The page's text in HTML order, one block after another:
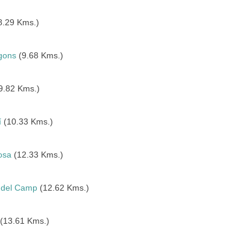
Kms.)
(9.68 Kms.)
Kms.)
(10.33 Kms.)
(12.33 Kms.)
Camp (12.62 Kms.)
(13.61 Kms.)